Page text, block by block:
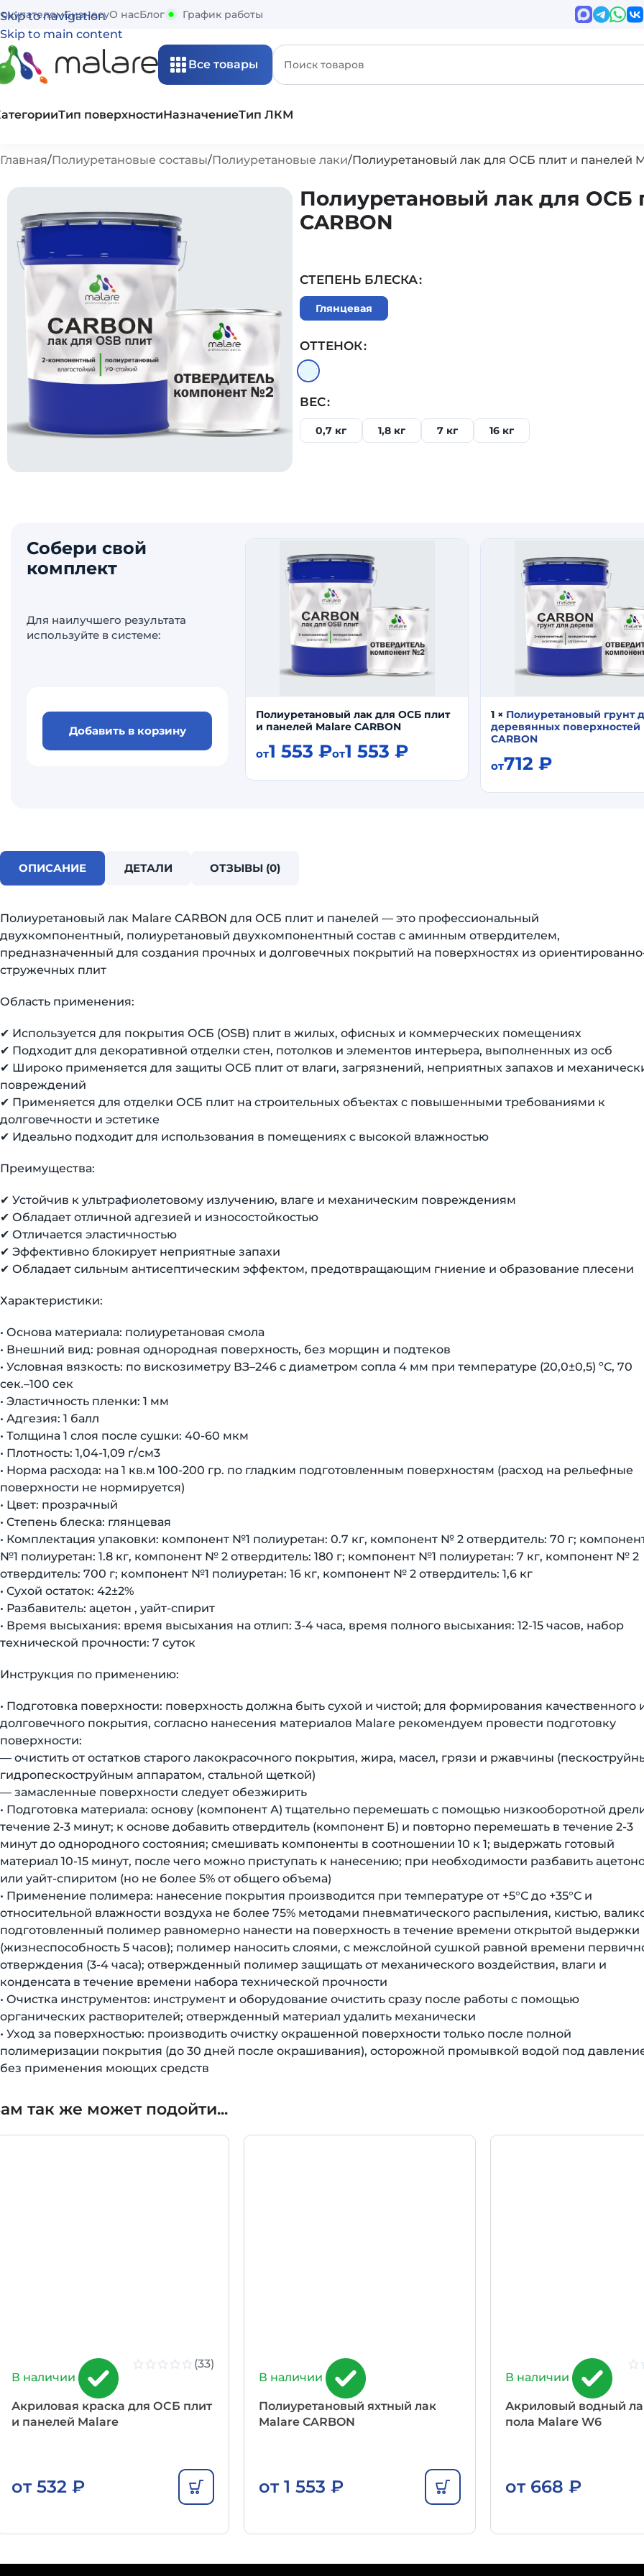
Skip to navigation
Skip to main content
БизнесуО насБлог График работы
Все товары
Тип поверхностиНазначениеТип ЛКМ
Главная Полиуретановые составы Полиуретановые лаки Полиуретановый лак для ОСБ плит и панелей
Полиуретановый лак для ОСБ
CARBON
СТЕПЕНЬ БЛЕСКА
Глянцевая
ОТТЕНОК
ВЕС
0,7 кг 1,8 кг 7 кг 16 кг
Собери свой
комплект
Полиуретановый лак для ОСБ плит
и панелей Malare CARBON
от1 553 ₽от1 553 ₽
1 × Полиуретановый грунт
деревянных поверхностей
CARBON
от712₽
Добавить в корзину
Для наилучшего результата
используйте в системе:
ОПИСАНИЕ ДЕТАЛИ ОТЗЫВЫ (0)
Полиуретановый лак Malare CARBON для ОСБ плит и панелей — это профессиональный
двухкомпонентный, полиуретановый двухкомпонентный состав с аминным отвердителем,
предназначенный для создания прочных и долговечных покрытий на поверхностях из
стружечных плит
Область применения:
✔ Используется для покрытия ОСБ (OSB) плит в жилых, офисных и коммерческих помещениях
✔ Подходит для декоративной отделки стен, потолков и элементов интерьера, выполненных из осб
✔ Широко применяется для защиты ОСБ плит от влаги, загрязнений, неприятных запахов и
повреждений
✔ Применяется для отделки ОСБ плит на строительных объектах с повышенными требованиями к
долговечности и эстетике
✔ Идеально подходит для использования в помещениях с высокой влажностью
Преимущества:
✔ Устойчив к ультрафиолетовому излучению, влаге и механическим повреждениям
✔ Обладает отличной адгезией и износостойкостью
✔ Отличается эластичностью
✔ Эффективно блокирует неприятные запахи
✔ Обладает сильным антисептическим эффектом, предотвращающим гниение и образование плесени
Характеристики:
• Основа материала: полиуретановая смола
• Внешний вид: ровная однородная поверхность, без морщин и подтеков
• Условная вязкость: по вискозиметру ВЗ–246 с диаметром сопла 4 мм при температуре (20,0±0,5) ºС, 70
сек.–100 сек
• Эластичность пленки: 1 мм
• Адгезия: 1 балл
• Толщина 1 слоя после сушки: 40-60 мкм
• Плотность: 1,04-1,09 г/см3
• Норма расхода: на 1 кв.м 100-200 гр. по гладким подготовленным поверхностям (расход на рельефные
поверхности не нормируется)
• Цвет: прозрачный
• Степень блеска: глянцевая
• Комплектация упаковки: компонент №1 полиуретан: 0.7 кг, компонент № 2 отвердитель: 70 г;
№1 полиуретан: 1.8 кг, компонент № 2 отвердитель: 180 г; компонент №1 полиуретан: 7 кг, компонент № 2
отвердитель: 700 г; компонент №1 полиуретан: 16 кг, компонент № 2 отвердитель: 1,6 кг
• Сухой остаток: 42±2%
• Разбавитель: ацетон , уайт-спирит
• Время высыхания: время высыхания на отлип: 3-4 часа, время полного высыхания: 12-15 часов, набор
технической прочности: 7 суток
Инструкция по применению:
• Подготовка поверхности: поверхность должна быть сухой и чистой; для формирования качественного
долговечного покрытия, согласно нанесения материалов Malare рекомендуем провести подготовку
поверхности:
— очистить от остатков старого лакокрасочного покрытия, жира, масел, грязи и ржавчины
гидропескоструйным аппаратом, стальной щеткой)
— замасленные поверхности следует обезжирить
• Подготовка материала: основу (компонент А) тщательно перемешать с помощью низкооборотной
течение 2-3 минут; к основе добавить отвердитель (компонент Б) и повторно перемешать в течение 2-3
минут до однородного состояния; смешивать компоненты в соотношении 10 к 1; выдержать готовый
материал 10-15 минут, после чего можно приступать к нанесению; при необходимости разбавить
или уайт-спиритом (но не более 5% от общего объема)
• Применение полимера: нанесение покрытия производится при температуре от +5°С до +35°С и
относительной влажности воздуха не более 75% методами пневматического распыления, кистью,
подготовленный полимер равномерно нанести на поверхность в течение времени открытой выдержки
(жизнеспособность 5 часов); полимер наносить слоями, с межслойной сушкой равной времени
отверждения (3-4 часа); отвержденный полимер защищать от механического воздействия, влаги и
конденсата в течение времени набора технической прочности
• Очистка инструментов: инструмент и оборудование очистить сразу после работы с помощью
органических растворителей; отвержденный материал удалить механически
• Уход за поверхностью: производить очистку окрашенной поверхности только после полной
полимеризации покрытия (до 30 дней после окрашивания), осторожной промывкой водой под
без применения моющих средств
так же может подойти...
В наличии
(33)
Акриловая краска для ОСБ плит
и панелей Malare
от 532 ₽
В наличии
Полиуретановый яхтный лак
Malare CARBON
от 1 553 ₽
В наличии
Акриловый водный
пола Malare W6
от 668 ₽